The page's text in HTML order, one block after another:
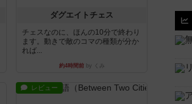
ダグエイトチェス
チェスなのに、ほんの10分で終わり
ます。動きで敵のコマの種類が分か
れば...
約4時間前by くみ
レビュー